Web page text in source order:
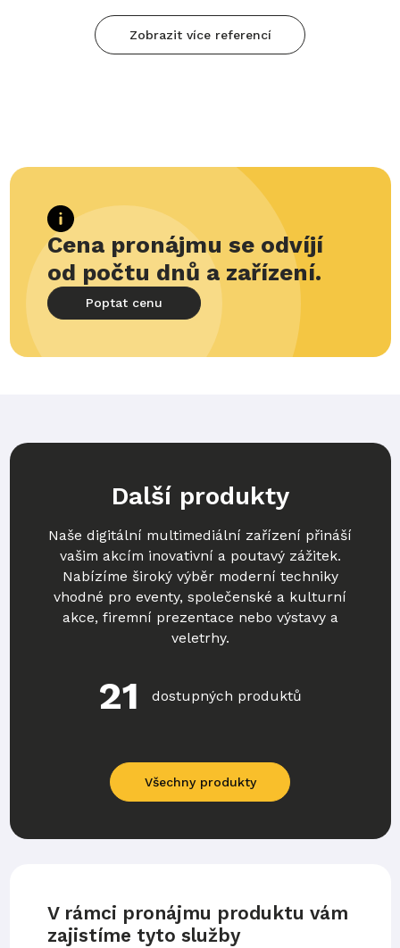
Zobrazit více referencí
Cena pronájmu se odvíjí
od počtu dnů a zařízení.
Poptat cenu
Další produkty
Naše digitální multimediální zařízení přináší
vašim akcím inovativní a poutavý zážitek.
Nabízíme široký výběr moderní techniky
vhodné pro eventy, společenské a kulturní
akce, firemní prezentace nebo výstavy a
veletrhy.
21 dostupných produktů
Všechny produkty
V rámci pronájmu produktu vám
zajistíme tyto služby